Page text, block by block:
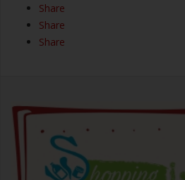
Share
Share
Share